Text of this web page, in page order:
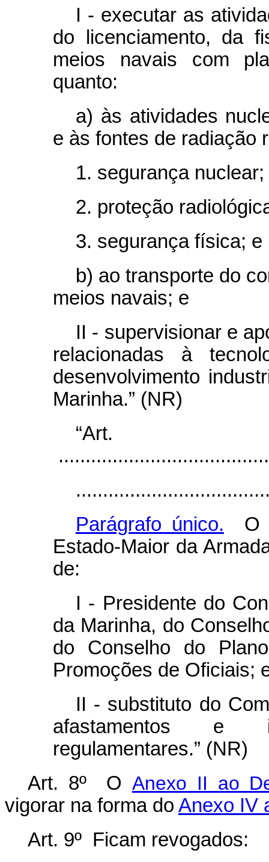
I - executar as
do licenciamento, da
meios navais com
quanto:
a) às atividades
e às fontes de radiação
1. segurança nuclear;
2. proteção
3. segurança física; e
b) ao transporte do
meios navais; e
II - supervisionar e
relacionadas à
desenvolvimento
Marinha.” (NR)
Parágrafo único. O
Estado-Maior da
de:
I - Presidente do
da Marinha, do
do Conselho do
Promoções de Oficiais;
II - substituto do
afastamentos e
regulamentares.” (NR)
Art. 8º O Anexo II ao
vigorar na forma do Anexo IV
Art. 9º Ficam revogados: